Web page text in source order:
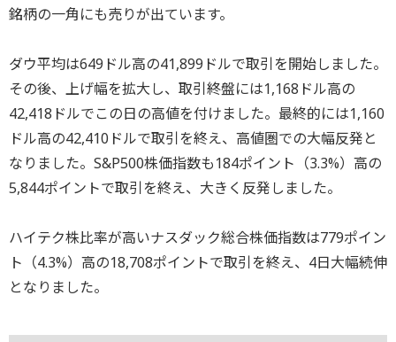
銘柄の一角にも売りが出ています。
ダウ平均は649ドル高の41,899ドルで取引を開始しました。
その後、上げ幅を拡大し、取引終盤には1,168ドル高の
42,418ドルでこの日の高値を付けました。最終的には1,160
ドル高の42,410ドルで取引を終え、高値圏での大幅反発と
なりました。S&P500株価指数も184ポイント（3.3%）高の
5,844ポイントで取引を終え、大きく反発しました。
ハイテク株比率が高いナスダック総合株価指数は779ポイン
ト（4.3%）高の18,708ポイントで取引を終え、4日大幅続伸
となりました。